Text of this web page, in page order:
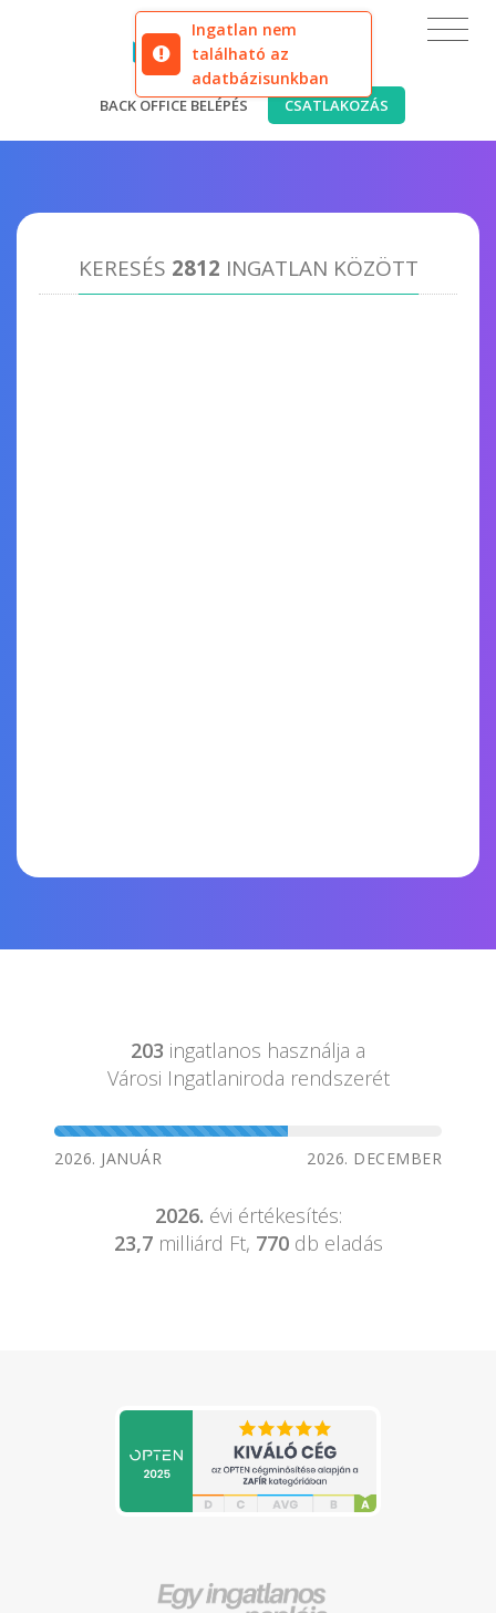
Ingatlan nem
található az
adatbázisunkban
BACK OFFICE BELÉPÉS CSATLAKOZÁS
KERESÉS 2812 INGATLAN KÖZÖTT
203 ingatlanos használja a
Városi Ingatlaniroda rendszerét
2026. JANUÁR 2026. DECEMBER
2026. évi értékesítés:
23,7milliárd Ft, 770db eladás